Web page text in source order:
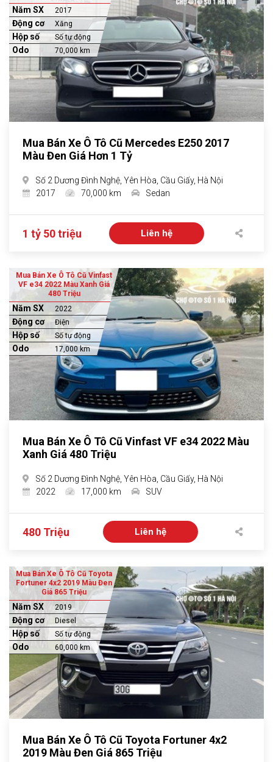
Năm SX 2017
Động cơ Xăng
Hộp số Số tự động
Odo 70,000 km
Mua Bán Xe Ô Tô Cũ Mercedes E250 2017
Màu Đen Giá Hơn 1 Tỷ
Số 2 Dương Đình Nghệ, Yên Hòa, Cầu Giấy, Hà Nội
2017
70,000 km Sedan
1 tỷ 50 triệu Liên hệ
Mua Bán Xe Ô Tô Cũ Vinfast
VF e34 2022 Màu Xanh Giá
480 Triệu
Năm SX 2022
Động cơ Điện
Hộp số Số tự động
Odo 17,000 km
Mua Bán Xe Ô Tô Cũ Vinfast VF e34 2022 Màu
Xanh Giá 480 Triệu
Số 2 Dương Đình Nghệ, Yên Hòa, Cầu Giấy, Hà Nội
2022
17,000 km SUV
480 Triệu Liên hệ
Mua Bán Xe Ô Tô Cũ Toyota
Fortuner 4x2 2019 Màu Đen
Giá 865 Triệu
Năm SX 2019
Động cơ Diesel
Hộp số Số tự động
Odo 60,000 km
Mua Bán Xe Ô Tô Cũ Toyota Fortuner 4x2
2019 Màu Đen Giá 865 Triệu